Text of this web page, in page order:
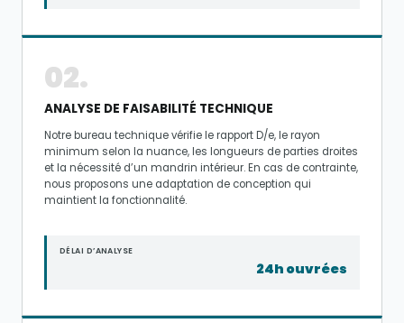
02.
ANALYSE DE FAISABILITÉ TECHNIQUE
Notre bureau technique vérifie le rapport D/e, le rayon
minimum selon la nuance, les longueurs de parties droites
et la nécessité d’un mandrin intérieur. En cas de contrainte,
nous proposons une adaptation de conception qui
maintient la fonctionnalité.
DÉLAI D’ANALYSE
24h ouvrées